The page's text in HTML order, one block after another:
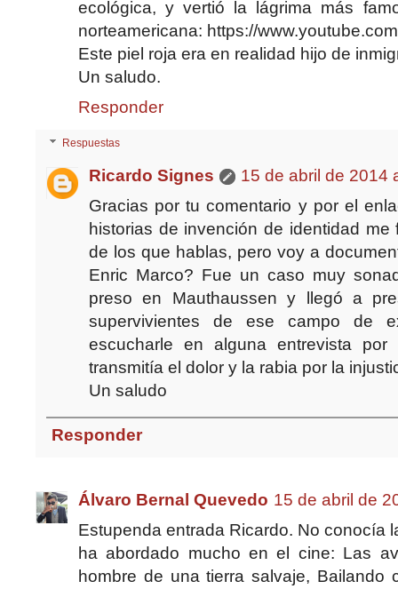
ecológica, y vertió la lágrima más
norteamericana: https://
Este piel roja era en realidad hijo de
Un saludo.
Responder
Respuestas
Ricardo Signes
15 de abril de 2014
Gracias por tu comentario y por el
historias de invención de identidad
de los que hablas, pero voy a
Enric Marco? Fue un caso muy
preso en Mauthaussen y llegó a
supervivientes de ese campo de
escucharle en alguna entrevista
transmitía el dolor y la rabia por la
Un saludo
Responder
Álvaro Bernal Quevedo 15 de abril de
Estupenda entrada Ricardo. No conocía
ha abordado mucho en el cine: Las
hombre de una tierra salvaje,